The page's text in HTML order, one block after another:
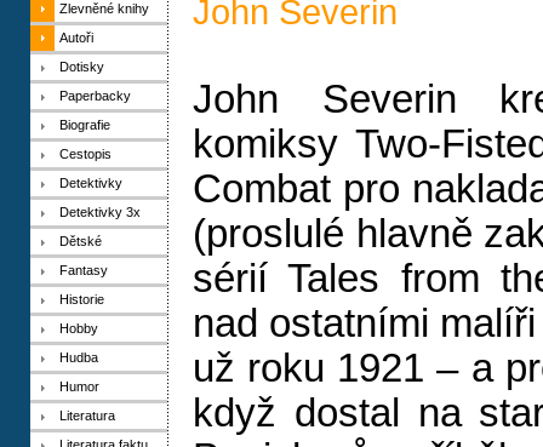
Zlevněné knihy
Autoři
Dotisky
Paperbacky
Biografie
Cestopis
Detektivky
Detektivky 3x
Dětské
Fantasy
Historie
Hobby
Hudba
Humor
Literatura
John Severin
John Severin
komiksy Two-
Combat pro
(proslulé hlavně
sérií Tales from
nad ostatními
už roku 1921 – a
když dostal na